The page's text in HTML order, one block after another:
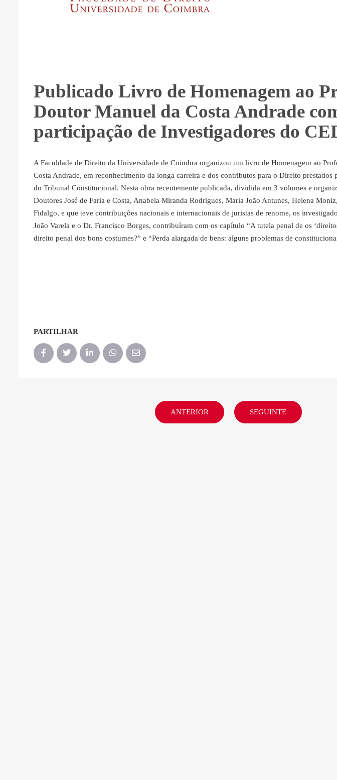
Publicado Livro de Homenagem ao
Doutor Manuel da Costa Andrade
participação de Investigadores do
A Faculdade de Direito da Universidade de Coimbra organizou um livro de Homenagem ao
Costa Andrade, em reconhecimento da longa carreira e dos contributos para o Direito prestados
do Tribunal Constitucional. Nesta obra recentemente publicada, dividida em 3 volumes e
Doutores José de Faria e Costa, Anabela Miranda Rodrigues, Maria João Antunes, Helena
Fidalgo, e que teve contribuições nacionais e internacionais de juristas de renome, os
João Varela e o Dr. Francisco Borges, contribuíram com os capítulo “A tutela penal de os
direito penal dos bons costumes?” e “Perda alargada de bens: alguns problemas de
PARTILHAR
ANTERIOR SEGUINTE